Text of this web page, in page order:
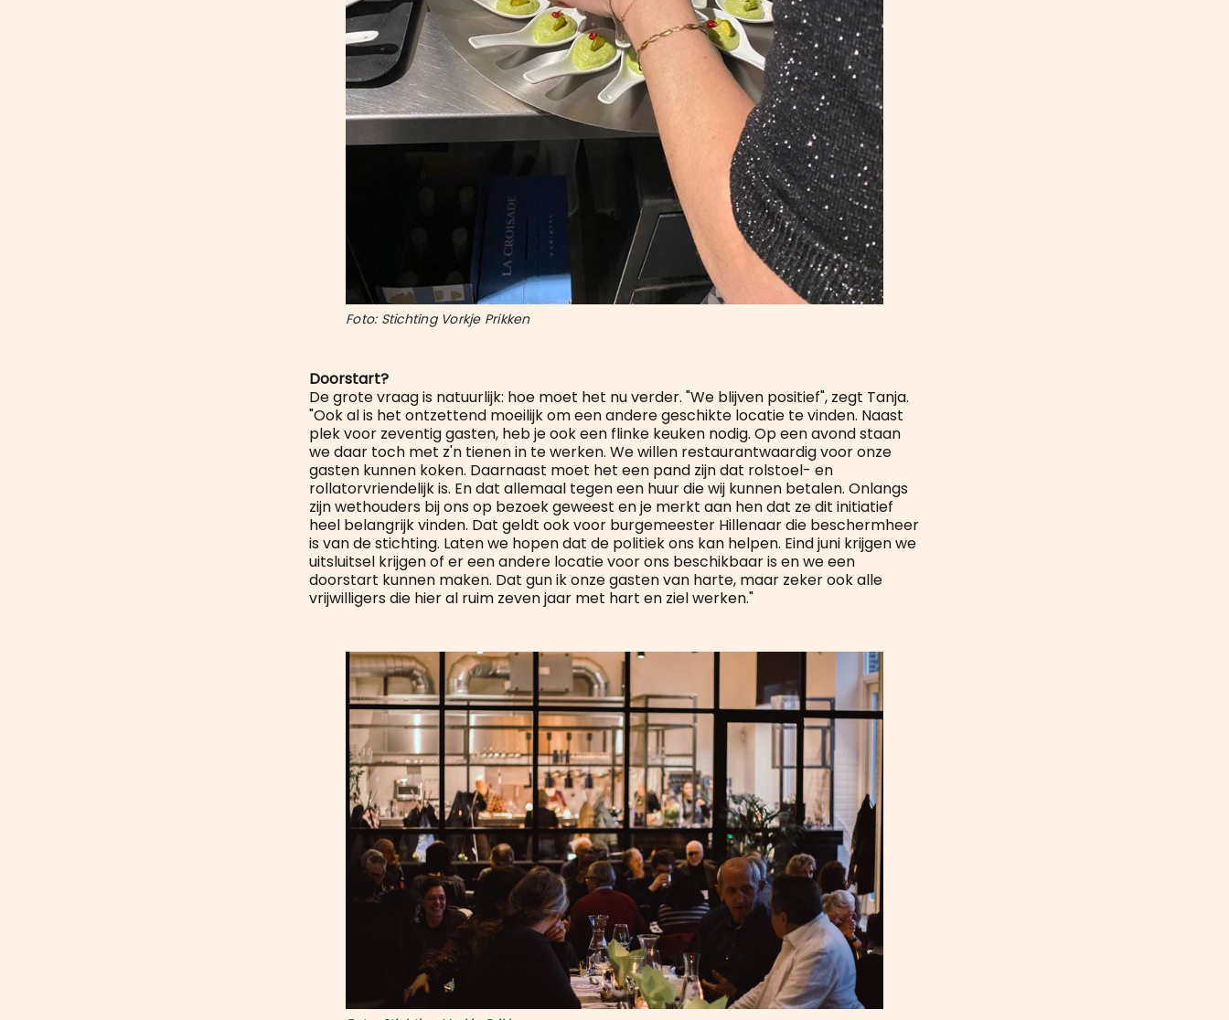
Foto: Stichting Vorkje Prikken
Doorstart?
De grote vraag is natuurlijk: hoe moet het nu verder. "We blijven positief", zegt Tanja.
"Ook al is het ontzettend moeilijk om een andere geschikte locatie te vinden. Naast
plek voor zeventig gasten, heb je ook een flinke keuken nodig. Op een avond staan
we daar toch met z'n tienen in te werken. We willen restaurantwaardig voor onze
gasten kunnen koken. Daarnaast moet het een pand zijn dat rolstoel- en
rollatorvriendelijk is. En dat allemaal tegen een huur die wij kunnen betalen. Onlangs
zijn wethouders bij ons op bezoek geweest en je merkt aan hen dat ze dit initiatief
heel belangrijk vinden. Dat geldt ook voor burgemeester Hillenaar die beschermheer
is van de stichting. Laten we hopen dat de politiek ons kan helpen. Eind juni krijgen we
uitsluitsel krijgen of er een andere locatie voor ons beschikbaar is en we een
doorstart kunnen maken. Dat gun ik onze gasten van harte, maar zeker ook alle
vrijwilligers die hier al ruim zeven jaar met hart en ziel werken."